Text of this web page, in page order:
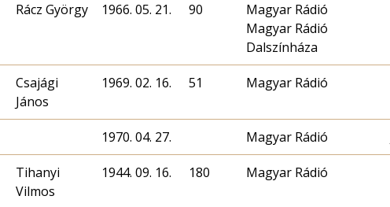
Rácz György 1966. 05. 21. 90
Magyar Rádió
Magyar Rádió
Dalszínháza
Csajági
János
1969. 02. 16. 51 Magyar Rádió
1970. 04. 27. Magyar Rádió
Tihanyi
Vilmos
1944. 09. 16. 180 Magyar Rádió